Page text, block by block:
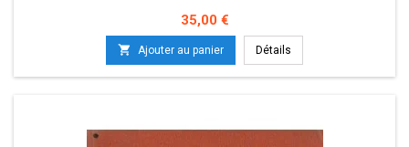
Prix
35,00 €
 Ajouter au panier Détails